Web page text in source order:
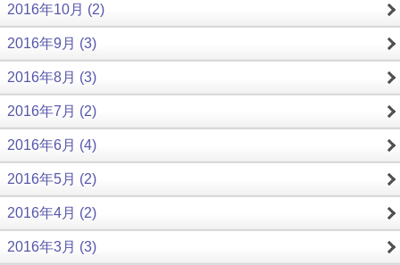
2016年10月 (2)
2016年9月 (3)
2016年8月 (3)
2016年7月 (2)
2016年6月 (4)
2016年5月 (2)
2016年4月 (2)
2016年3月 (3)